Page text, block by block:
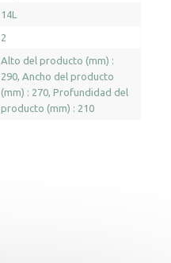
14L
2
Alto del producto (mm) :
290 Ancho del producto
(mm) : 270 Profundidad del
producto (mm) : 210